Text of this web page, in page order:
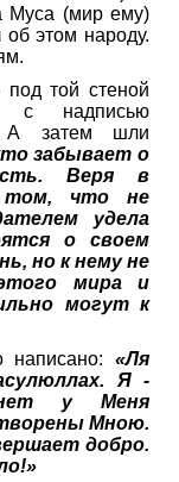
Муса (мир ему)
об этом народу.
под той стеной
с надписью
затем шли
забывает о
Веря в
том, что не
удела
о своем
но к нему не
мира и
могут к
написано: «Ля
Я -
у Меня
Мною.
добро.